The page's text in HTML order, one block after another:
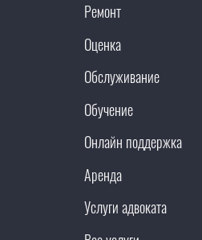
Ремонт
Оценка
Обслуживание
Обучение
Онлайн поддержка
Аренда
Услуги адвоката